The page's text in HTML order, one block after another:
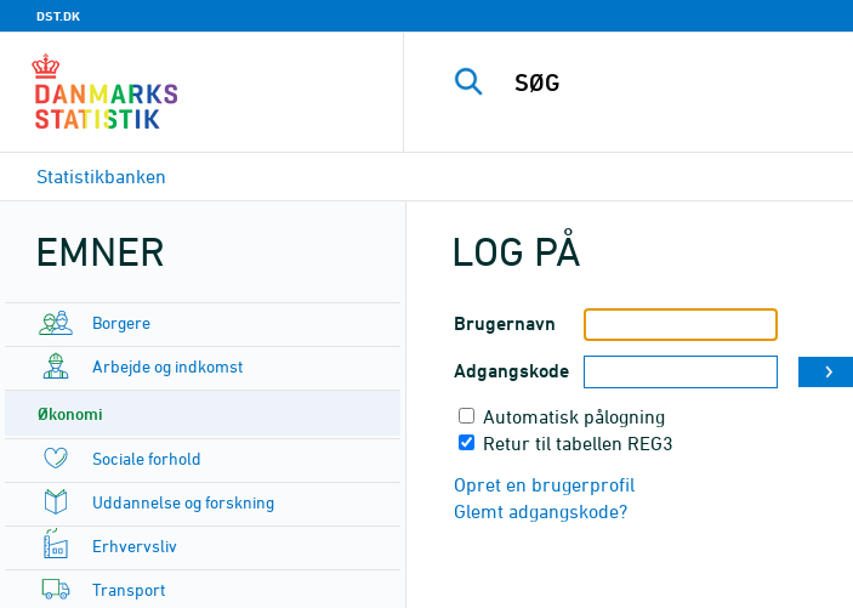
DST.DK
Statistikbanken
EMNER
Borgere
Arbejde og indkomst
Økonomi
Sociale forhold
Uddannelse og forskning
Erhvervsliv
Transport
LOG PÅ
Brugernavn
Adgangskode
Automatisk pålogning
Retur til tabellen REG3
Opret en brugerprofil
Glemt adgangskode?